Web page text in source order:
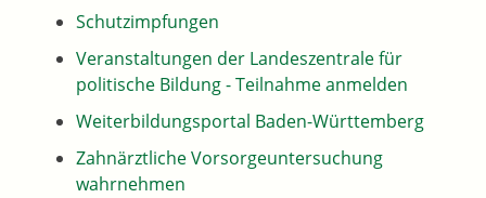
Schutzimpfungen
Veranstaltungen der Landeszentrale für
politische Bildung - Teilnahme anmelden
Weiterbildungsportal Baden-Württemberg
Zahnärztliche Vorsorgeuntersuchung
wahrnehmen